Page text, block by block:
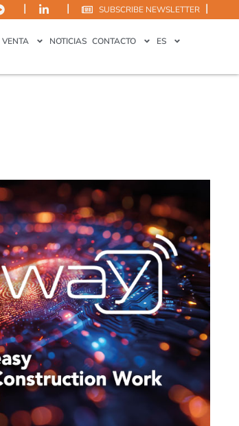
| | SUBSCRIBE NEWSLETTER |
VENTA NOTICIAS CONTACTO ES